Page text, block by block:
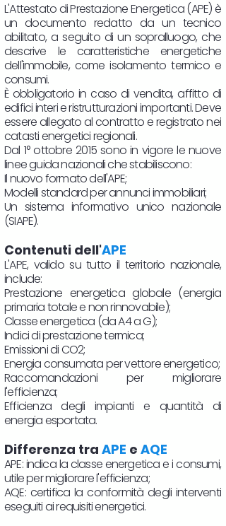
L'Attestato di Prestazione Energetica (APE) è
un documento redatto da un tecnico
abilitato, a seguito di un sopralluogo, che
descrive le caratteristiche energetiche
dell'immobile, come isolamento termico e
consumi.
È obbligatorio in caso di vendita, affitto di
edifici interi e ristrutturazioni importanti. Deve
essere allegato al contratto e registrato nei
catasti energetici regionali.
Dal 1° ottobre 2015 sono in vigore le nuove
linee guida nazionali che stabiliscono:
Il nuovo formato dell'APE;
Modelli standard per annunci immobiliari;
Un sistema informativo unico nazionale
(SIAPE).
Contenuti dell'APE
L'APE, valido su tutto il territorio nazionale,
include:
Prestazione energetica globale (energia
primaria totale e non rinnovabile);
Classe energetica (da A4 a G);
Indici di prestazione termica;
Emissioni di CO2;
Energia consumata per vettore energetico;
Raccomandazioni per migliorare
l'efficienza;
Efficienza degli impianti e quantità di
energia esportata.
Differenza tra APE e AQE
APE: indica la classe energetica e i consumi,
utile per migliorare l'efficienza;
AQE: certifica la conformità degli interventi
eseguiti ai requisiti energetici.